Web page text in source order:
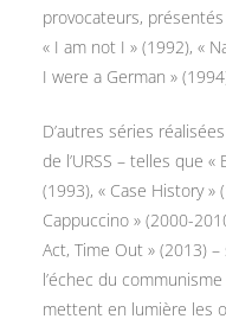
provocateurs,
« I am not I » (1992), «
I were a German »
D’autres séries
de l’URSS – telles que
(1993), « Case History »
Cappuccino » (2000-
Act, Time Out » (2013)
l’échec du
mettent en lumière les